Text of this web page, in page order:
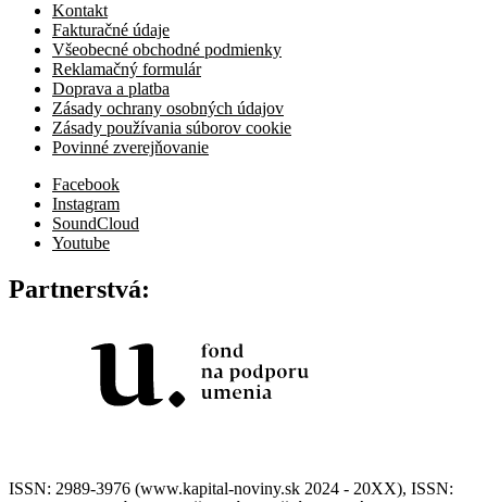
Kontakt
Fakturačné údaje
Všeobecné obchodné podmienky
Reklamačný formulár
Doprava a platba
Zásady ochrany osobných údajov
Zásady používania súborov cookie
Povinné zverejňovanie
Facebook
Instagram
SoundCloud
Youtube
Partnerstvá:
ISSN: 2989-3976 (www.kapital-noviny.sk 2024 - 20XX), ISSN: